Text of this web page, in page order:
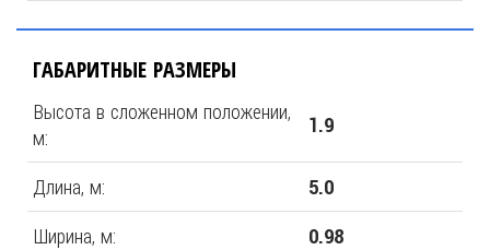
ГАБАРИТНЫЕ РАЗМЕРЫ
Высота в сложенном положении,
м:
1.9
Длина, м: 5.0
Ширина, м: 0.98